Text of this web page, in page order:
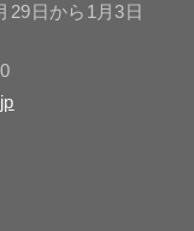
29日から1月3日